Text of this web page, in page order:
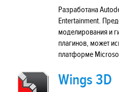
Разработана
Entertainment.
моделирования и
плагинов, может
платформе
Wings 3D